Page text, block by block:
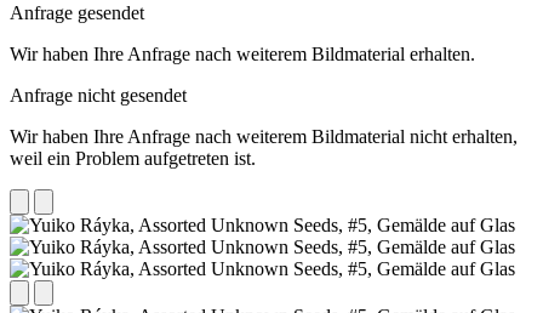
Anfrage gesendet
Wir haben Ihre Anfrage nach weiterem Bildmaterial erhalten.
Anfrage nicht gesendet
Wir haben Ihre Anfrage nach weiterem Bildmaterial nicht erhalten,
weil ein Problem aufgetreten ist.